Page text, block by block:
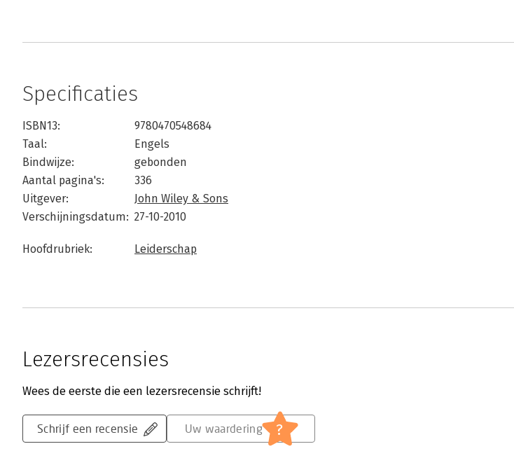
Specificaties
ISBN13:
9780470548684
Taal:
Engels
Bindwijze:
gebonden
Aantal pagina's:
336
Uitgever:
John Wiley & Sons
Verschijningsdatum: 27-10-2010
Hoofdrubriek: Leiderschap
Lezersrecensies
Wees de eerste die een lezersrecensie schrijft!
Schrijf een recensie Uw waardering ?